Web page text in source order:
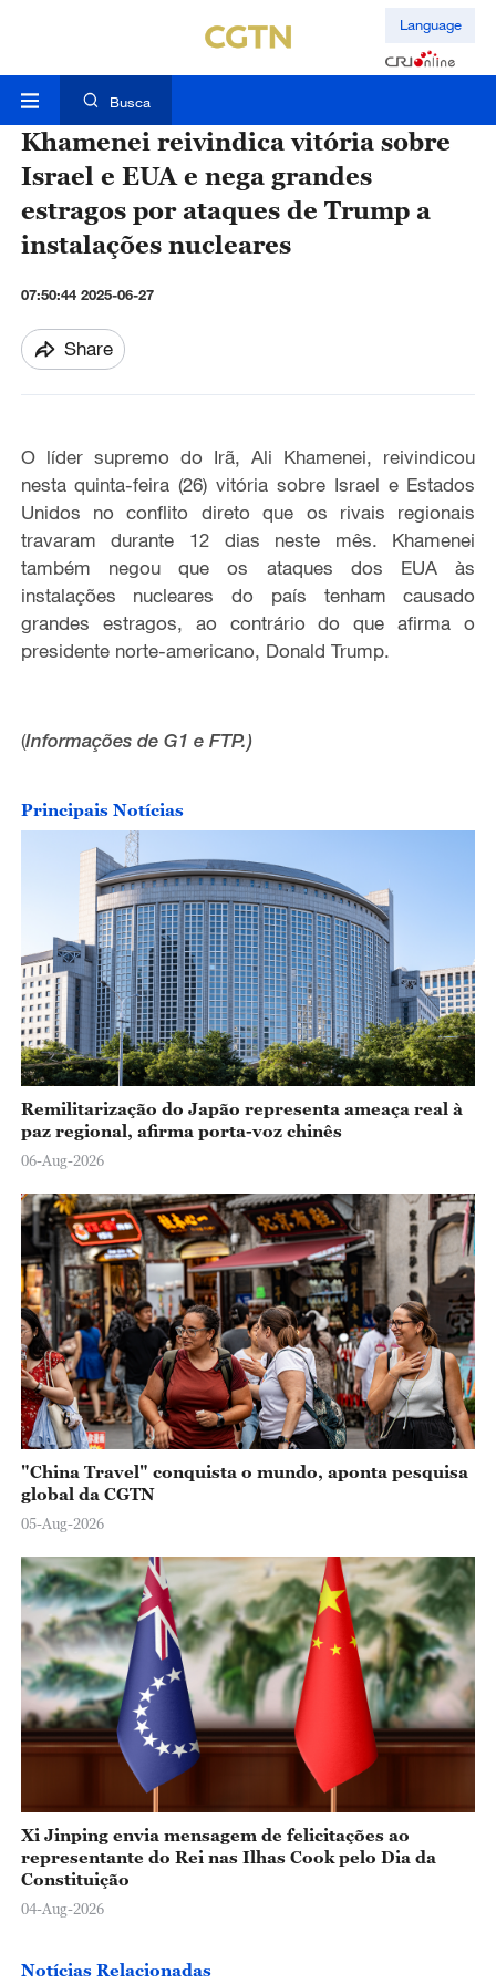
Language
Busca
Khamenei reivindica vitória sobre
Israel e EUA e nega grandes
estragos por ataques de Trump a
instalações nucleares
07:50:44 2025-06-27
Share
O líder supremo do Irã, Ali Khamenei, reivindicou
nesta quinta-feira (26) vitória sobre Israel e Estados
Unidos no conflito direto que os rivais regionais
travaram durante 12 dias neste mês. Khamenei
também negou que os ataques dos EUA às
instalações nucleares do país tenham causado
grandes estragos, ao contrário do que afirma o
presidente norte-americano, Donald Trump.
(Informações de G1 e FTP.)
Principais Notícias
Remilitarização do Japão representa ameaça real à
paz regional, afirma porta-voz chinês
06-Aug-2026
"China Travel" conquista o mundo, aponta pesquisa
global da CGTN
05-Aug-2026
Xi Jinping envia mensagem de felicitações ao
representante do Rei nas Ilhas Cook pelo Dia da
Constituição
04-Aug-2026
Notícias Relacionadas